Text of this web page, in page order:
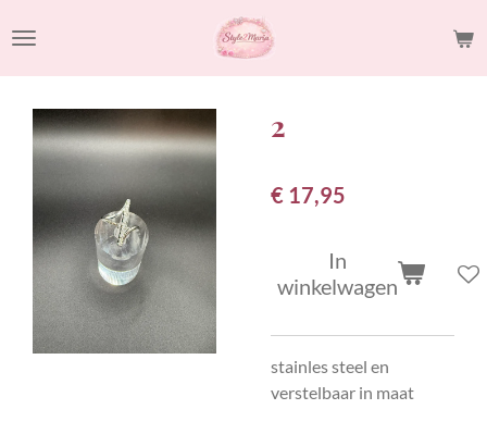
direct
naar
hoofdinhoud
2
€ 17,95
In
winkelwagen
stainles steel en
verstelbaar in maat